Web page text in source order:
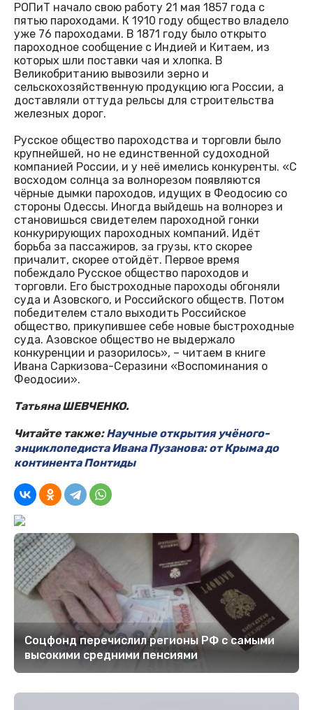
РОПиТ начало свою работу 21 мая 1857 года с
пятью пароходами. К 1910 году общество владело
уже 76 пароходами. В 1871 году было открыто
пароходное сообщение с Индией и Китаем, из
которых шли поставки чая и хлопка. В
Великобританию вывозили зерно и
сельскохозяйственную продукцию юга России, а
доставляли оттуда рельсы для строительства
железных дорог.
Русское общество пароходства и торговли было
крупнейшей, но не единственной судоходной
компанией России, и у неё имелись конкуренты. «С
восходом солнца за волнорезом появляются
чёрные дымки пароходов, идущих в Феодосию со
стороны Одессы. Иногда выйдешь на волнорез и
становишься свидетелем пароходной гонки
конкурирующих пароходных компаний. Идёт
борьба за пассажиров, за грузы, кто скорее
причалит, скорее отойдёт. Первое время
побеждало Русское общество пароходов и
торговли. Его быстроходные пароходы обгоняли
суда и Азовского, и Российского обществ. Потом
победителем стало выходить Российское
общество, прикупившее себе новые быстроходные
суда. Азовское общество не выдержало
конкуренции и разорилось», – читаем в книге
Ивана Саркизова-Серазини «Воспоминания о
Феодосии».
Татьяна ШЕВЧЕНКО.
Читайте также:Научные открытия учёного-
энциклопедиста Ивана Пузанова: от Крыма до
континента Понтиды
Соцфонд перечислил регионы РФ с самыми
высокими средними пенсиями